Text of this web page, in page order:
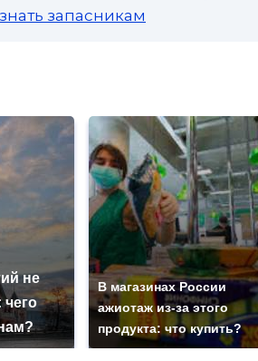
запасникам
не
чего
В магазинах России
ажиотаж из-за этого
продукта: что купить?